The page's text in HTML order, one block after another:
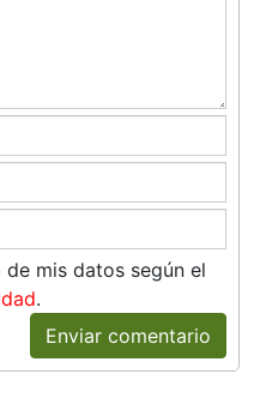
mis datos según el
.
Enviar comentario